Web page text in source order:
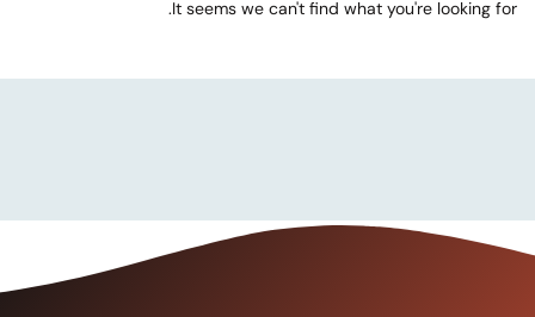
It seems we can't find what you're looking for.